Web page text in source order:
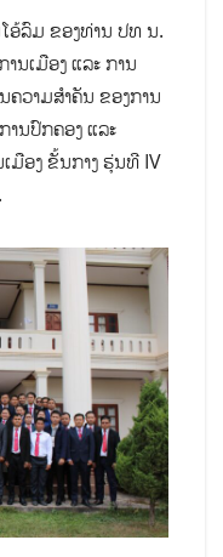
ອ້ລົມ ຂອງທ່ານ ປທ ນ.
ນເມືອງ ແລະ ການ
ຄວາມສໍາຄັນ ຂອງການ
ານປົກຄອງ ແລະ
ມືອງ ຂັ້ນກາງ ຮຸ່ນທີ IV